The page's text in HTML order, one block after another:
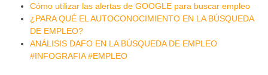
Cómo utilizar las alertas de GOOGLE para buscar empleo
¿PARA QUÉ EL AUTOCONOCIMIENTO EN LA BÚSQUEDA
DE EMPLEO?
ANÁLISIS DAFO EN LA BÚSQUEDA DE EMPLEO
#INFOGRAFIA #EMPLEO